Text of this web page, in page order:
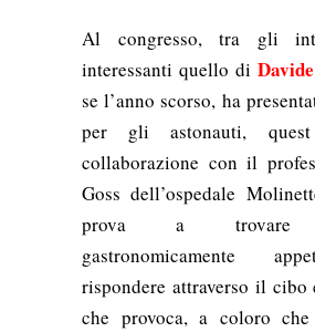
Al congresso, tra gli
interessanti quello di
se l’anno scorso, ha
per gli astonauti,
collaborazione con il
Goss dell’ospedale
prova a trovare
gastronomicamente
rispondere attraverso il cibo
che provoca, a coloro